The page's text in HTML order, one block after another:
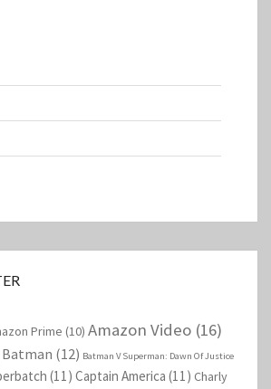
Prime (10) Amazon Video (16)
Batman (12) Batman V Superman: Dawn Of Justice
(11) Captain America (11) Charly